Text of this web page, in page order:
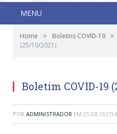
MENU
Home » Boletins COVID-19 »
(25/10/2021)
Boletim COVID-19
POR ADMINISTRADOR EM 25 DE